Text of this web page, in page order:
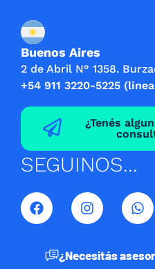
Buenos Aires
2 de Abril N° 1358.
+54 911 3220-5225
¿Tenés
SEGUINOS...
F
a
c
I
n
s
a
W
h
a
s
¿Necesitás